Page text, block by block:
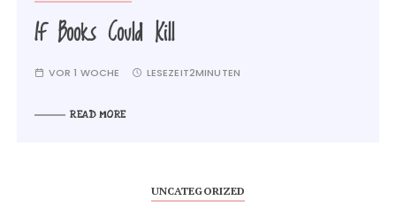
If Books Could Kill
VOR 1 WOCHE LESEZEIT2MINUTEN
READ MORE
UNCATEGORIZED